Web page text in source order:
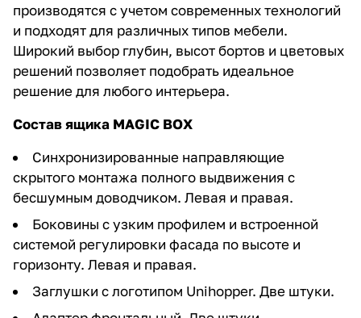
производятся с учетом современных технологий
и подходят для различных типов мебели.
Широкий выбор глубин, высот бортов и цветовых
решений позволяет подобрать идеальное
решение для любого интерьера.
Состав ящика MAGIC BOX
Синхронизированные направляющие
скрытого монтажа полного выдвижения с
бесшумным доводчиком. Левая и правая.
Боковины с узким профилем и встроенной
системой регулировки фасада по высоте и
горизонту. Левая и правая.
Заглушки с логотипом Unihopper. Две штуки.